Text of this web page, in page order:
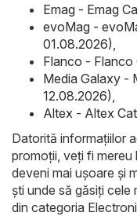
Emag - Emag
evoMag -
01.08.2026)
Flanco -
Media Galaxy -
12.08.2026)
Altex - Altex
Datorită informațiilor
promoții, veți fi mereu
deveni mai ușoare și
ști unde să găsiți cele
din categoria